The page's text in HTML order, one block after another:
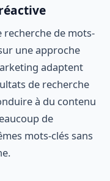
recherche de mots-
une approche
adaptent
de recherche
à du contenu
de
mots-clés sans